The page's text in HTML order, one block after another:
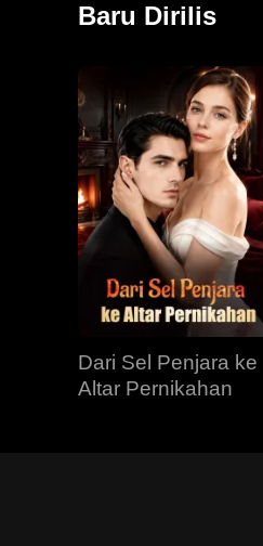
Baru Dirilis
Dari Sel Penjara ke
Altar Pernikahan